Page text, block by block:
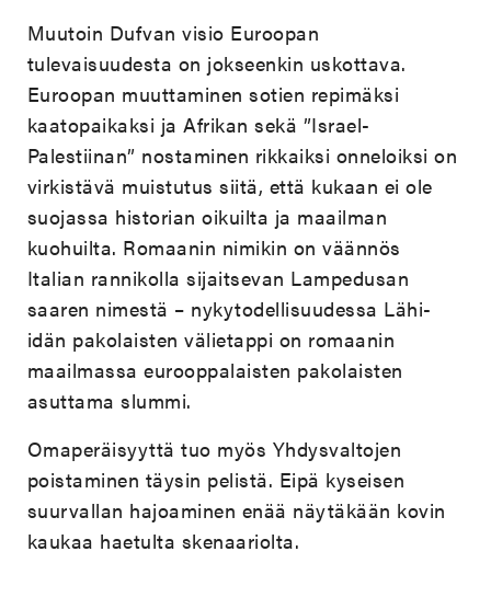
Muutoin Dufvan visio Euroopan
tulevaisuudesta on jokseenkin uskottava.
Euroopan muuttaminen sotien repimäksi
kaatopaikaksi ja Afrikan sekä ”Israel-
Palestiinan” nostaminen rikkaiksi onneloiksi on
virkistävä muistutus siitä, että kukaan ei ole
suojassa historian oikuilta ja maailman
kuohuilta. Romaanin nimikin on väännös
Italian rannikolla sijaitsevan Lampedusan
saaren nimestä – nykytodellisuudessa Lähi-
idän pakolaisten välietappi on romaanin
maailmassa eurooppalaisten pakolaisten
asuttama slummi.
Omaperäisyyttä tuo myös Yhdysvaltojen
poistaminen täysin pelistä. Eipä kyseisen
suurvallan hajoaminen enää näytäkään kovin
kaukaa haetulta skenaariolta.